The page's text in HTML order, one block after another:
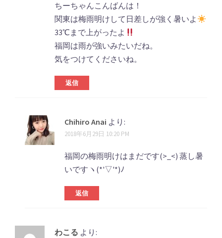
ちーちゃんこんばんは！
関東は梅雨明けして日差しが強く暑いよ
33℃まで上がったよ
福岡は雨が強いみたいだね。
気をつけてくださいね。
返信
Chihiro Anai より:
2018年6月29日 10:20 PM
福岡の梅雨明けはまだです(>_<) 蒸し暑
いですヽ(*'▽'*)ﾉ
返信
わこる より: